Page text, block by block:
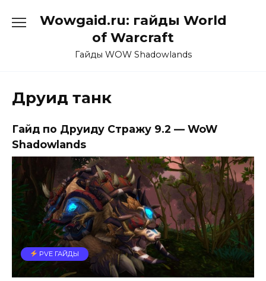
Wowgaid.ru: гайды World
of Warcraft
Гайды WOW Shadowlands
Друид танк
Гайд по Друиду Стражу 9.2 — WoW
Shadowlands
PVE ГАЙДЫ